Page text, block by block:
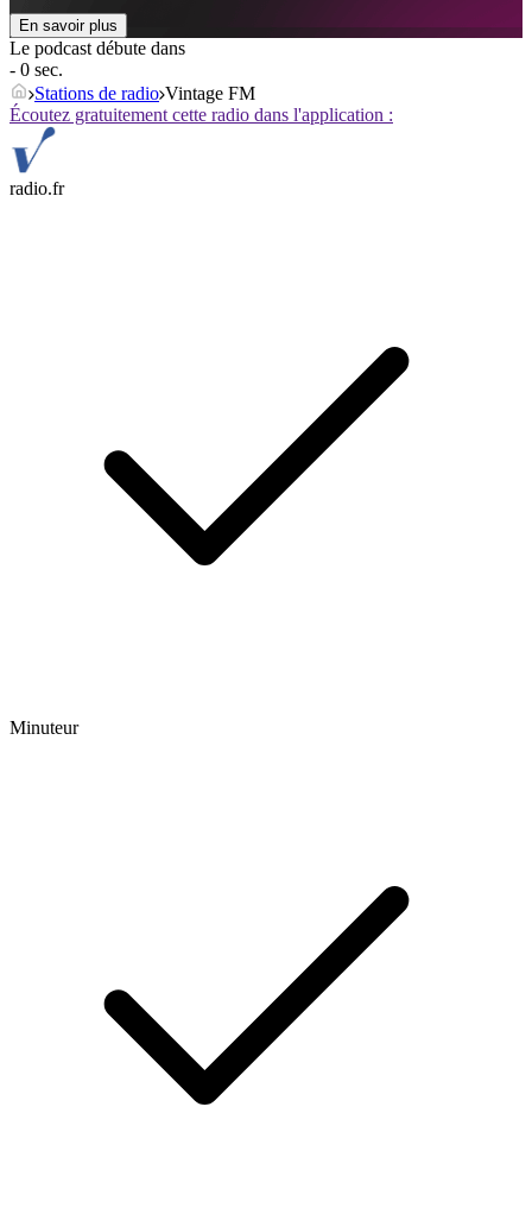
En savoir plus
Le podcast débute dans
- 0 sec.
Stations de radio Vintage FM
Écoutez gratuitement cette radio dans l'application :
radio.fr
Minuteur